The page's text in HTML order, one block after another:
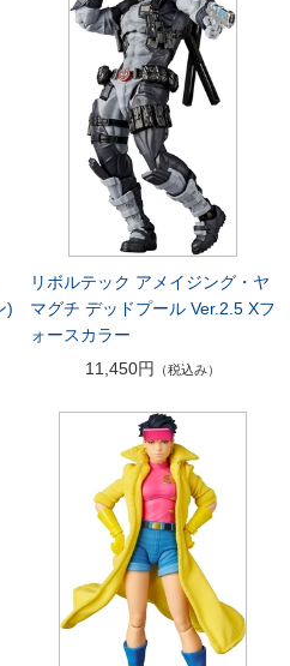
)
リボルテック アメイジング・ヤ
マグチ デッドプール Ver.2.5 Xフ
ォースカラー
11,450円
（税込み）